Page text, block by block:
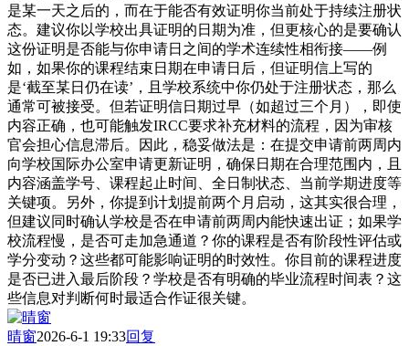
是某一天之后的，而在于能否有效证明你当前处于持续注册状
态。建议你以学校出具证明的日期为准，但更核心的是要确认
这份证明是否能与你申请日之间的学术连续性相衔接——例
如，如果你的课程结束日期在申请日后，但证明信上写的
是‘截至某日仍在读’，且学校系统中你仍处于注册状态，那么
通常可被接受。但若证明信日期过早（如超过三个月），即使
内容正确，也可能触发IRCC要求补充材料的流程，因为审核
官会担心信息滞后。因此，稳妥做法是：在提交申请前两周内
向学校国际办公室申请更新证明，确保日期在合理范围内，且
内容涵盖学号、课程起止时间、全日制状态、当前学期进度等
关键项。另外，你提到计划提前两个月启动，这其实很合理，
但建议同时确认学校是否在申请前两周内能快速出证；如果学
校流程慢，是否可走加急通道？你的课程是否有阶段性评估或
学分变动？这些都可能影响证明的时效性。你目前的课程进度
是否已进入最后阶段？学校是否有明确的毕业流程时间表？这
些信息对判断何时最适合作证很关键。
晴窗2026-6-1 19:33回复